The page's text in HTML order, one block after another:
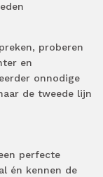
proberen
en
onnodige
de tweede lijn
perfecte
én kennen de